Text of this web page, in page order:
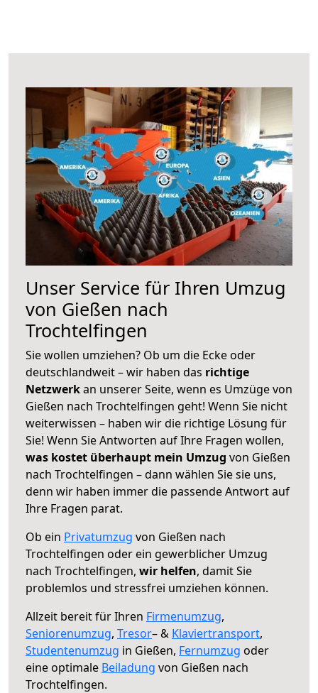
Unser Service für Ihren Umzug
von Gießen nach
Trochtelfingen
Sie wollen umziehen? Ob um die Ecke oder
deutschlandweit – wir haben das richtige
Netzwerkan unserer Seite, wenn es Umzüge von
Gießen nach Trochtelfingen geht! Wenn Sie nicht
weiterwissen – haben wir die richtige Lösung für
Sie! Wenn Sie Antworten auf Ihre Fragen wollen,
was kostet überhaupt mein Umzug von Gießen
nach Trochtelfingen – dann wählen Sie sie uns,
denn wir haben immer die passende Antwort auf
Ihre Fragen parat.
Ob ein Privatumzug von Gießen nach
Trochtelfingen oder ein gewerblicher Umzug
nach Trochtelfingen, wir helfen, damit Sie
problemlos und stressfrei umziehen können.
Allzeit bereit für Ihren Firmenumzug,
Seniorenumzug, Tresor– & Klaviertransport,
Studentenumzug in Gießen, Fernumzug oder
eine optimale Beiladung von Gießen nach
Trochtelfingen.